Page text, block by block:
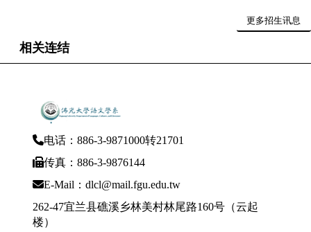
更多招生讯息
相关连结
电话：886-3-9871000转21701
传真：886-3-9876144
E-Mail：dlcl@mail.fgu.edu.tw
262-47宜兰县礁溪乡林美村林尾路160号（云起
楼）